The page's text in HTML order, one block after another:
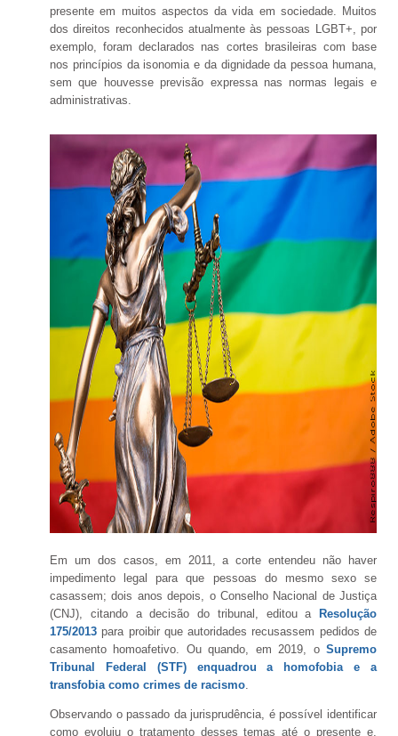
presente em muitos aspectos da vida em sociedade. Muitos
dos direitos reconhecidos atualmente às pessoas LGBT+, por
exemplo, foram declarados nas cortes brasileiras com base
nos princípios da isonomia e da dignidade da pessoa humana,
sem que houvesse previsão expressa nas normas legais e
administrativas.
Em um dos casos, em 2011, a corte entendeu não haver
impedimento legal para que pessoas do mesmo sexo se
casassem; dois anos depois, o Conselho Nacional de Justiça
(CNJ), citando a decisão do tribunal, editou a
Resolução
175/2013 para proibir que autoridades recusassem pedidos de
casamento homoafetivo. Ou quando, em 2019, o Supremo
Tribunal Federal (STF) enquadrou a homofobia e a
transfobia como crimes de racismo.
Observando o passado da jurisprudência, é possível identificar
como evoluiu o tratamento desses temas até o presente e,